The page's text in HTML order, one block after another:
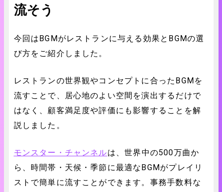
流そう
今回はBGMがレストランに与える効果とBGMの選
び方をご紹介しました。
レストランの世界観やコンセプトに合ったBGMを
流すことで、居心地のよい空間を演出するだけで
はなく、顧客満足度や評価にも影響することを解
説しました。
モンスター・チャンネルは、世界中の500万曲か
ら、時間帯・天候・季節に最適なBGMがプレイリ
ストで簡単に流すことができます。事務手数料な